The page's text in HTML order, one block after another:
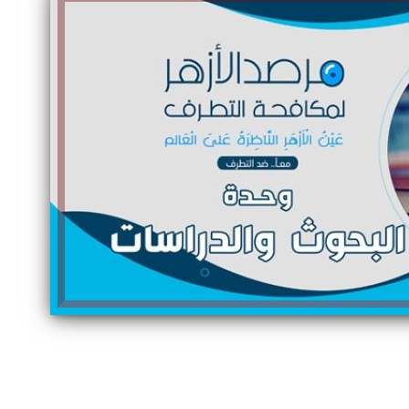
إلهام شرشر تكتب: دي مبقتش كورة..
الكاتبة إلهام شرشر تهنئ الرئيس
السيسي بعيد ميلاده وتُشيد بجهوده
في بناء الدولة